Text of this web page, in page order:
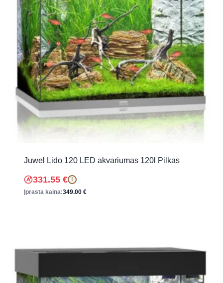
Juwel Lido 120 LED akvariumas 120l Pilkas
331.55 € !
Įprasta kaina:349.00 €